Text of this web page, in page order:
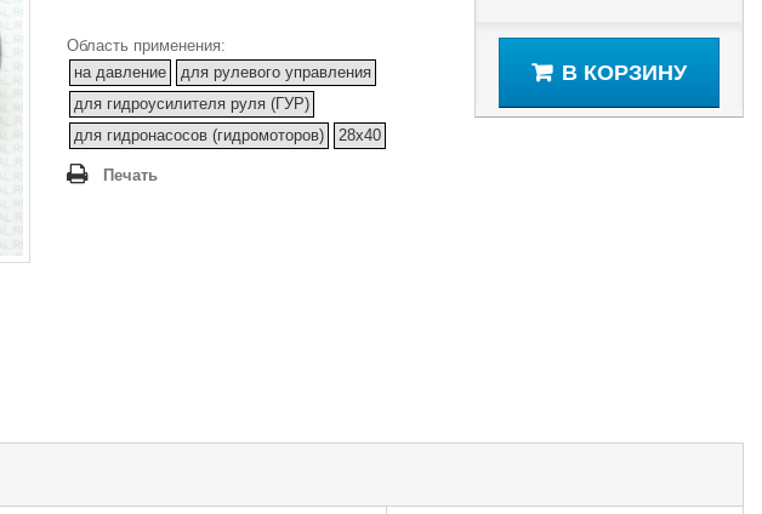
Область применения:
на давление
для рулевого управления
для гидроусилителя руля (ГУР)
для гидронасосов (гидромоторов)
28x40
Печать
В КОРЗИНУ